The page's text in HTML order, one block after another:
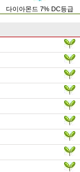
다이아몬드 7% DC등급